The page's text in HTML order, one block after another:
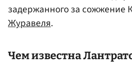
задержанного за сожжение
Журавеля.
Чем известна